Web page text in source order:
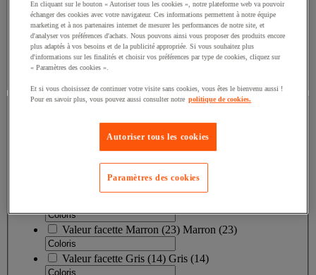
Valeur facette Horizontal(1) Horizontal(1)
Valeur facette Manches courtes(1) Manches courtes
(1)
Coloris
Valeur facette Noir 93 Noir
Valeur facette Marron (23) Marron (23)
Valeur facette Gris (14) Gris (14)
En cliquant sur le bouton « Autoriser tous les cookies », notre plateforme web va pouvoir
échanger des cookies avec votre navigateur. Ces informations permettent à notre équipe
marketing et à nos partenaires internet de mesurer les performances de notre site, et
d'analyser vos préférences d'achats. Nous pouvons ainsi vous proposer des produits encore
plus adaptés à vos besoins et de la publicité appropriée. Si vous souhaitez plus
d'informations sur les finalités et choisir vos préférences par type de cookies, cliquez sur
« Paramètres des cookies ».
Et si vous choisissez de continuer votre visite sans cookies, vous êtes le bienvenu aussi !
Pour en savoir plus, vous pouvez aussi consulter notre politique de cookies.
Autoriser tous les cookies
Paramètres des cookies